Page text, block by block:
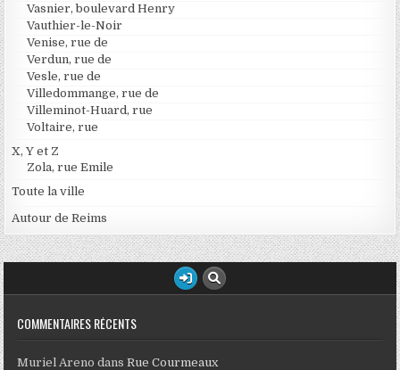
Vasnier, boulevard Henry
Vauthier-le-Noir
Venise, rue de
Verdun, rue de
Vesle, rue de
Villedommange, rue de
Villeminot-Huard, rue
Voltaire, rue
X, Y et Z
Zola, rue Emile
Toute la ville
Autour de Reims
COMMENTAIRES RÉCENTS
Muriel Areno dansRue Courmeaux